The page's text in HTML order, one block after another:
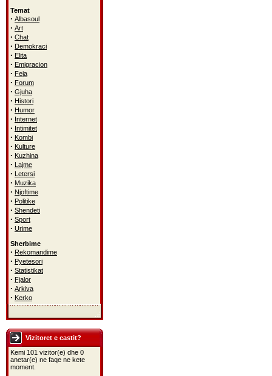
Temat
· Albasoul
· Art
· Chat
· Demokraci
· Elita
· Emigracion
· Feja
· Forum
· Gjuha
· Histori
· Humor
· Internet
· Intimitet
· Kombi
· Kulture
· Kuzhina
· Lajme
· Letersi
· Muzika
· Njoftime
· Politike
· Shendeti
· Sport
· Urime
Sherbime
· Rekomandime
· Pyetesori
· Statistikat
· Fjalor
· Arkiva
· Kerko
Vizitoret e castit?
Kemi 101 vizitor(e) dhe 0
anetar(e) ne faqe ne kete
moment.